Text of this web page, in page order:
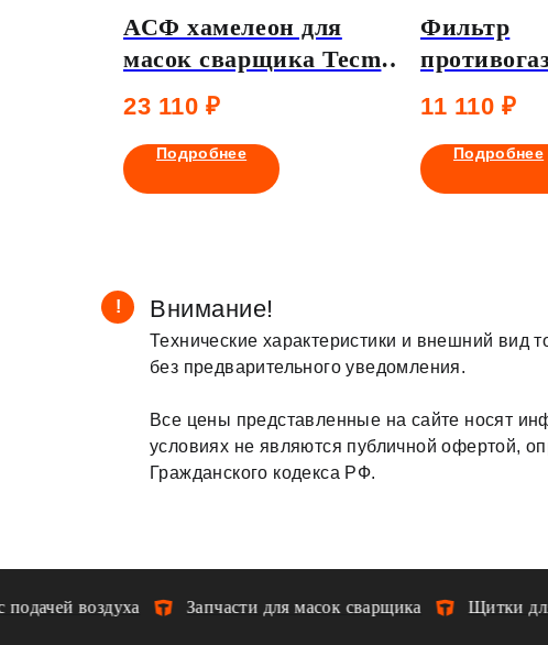
АСФ хамелеон для
масок сварщика Tecmen
ADF 825S светофильтр
23 110 ₽
Подробнее
Фильтр
защиты
блока
воздуха
V1GF TM3
11 110 ₽
Подробнее
! Внимание!
Технические характеристики и внешний вид
без предварительного уведомления.
Все цены представленные на сайте носят
условиях не являются публичной офертой,
Гражданского кодекса РФ.
воздуха Запчасти для масок сварщика Щитки для